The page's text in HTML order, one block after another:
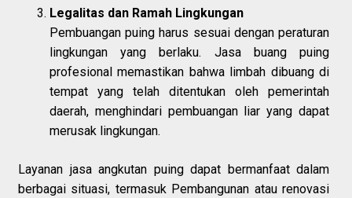
Legalitas dan Ramah Lingkungan
Pembuangan puing harus sesuai dengan peraturan
lingkungan yang berlaku. Jasa buang puing
profesional memastikan bahwa limbah dibuang di
tempat yang telah ditentukan oleh pemerintah
daerah, menghindari pembuangan liar yang dapat
merusak lingkungan.
Layanan jasa angkutan puing dapat bermanfaat dalam
berbagai situasi, termasuk Pembangunan atau renovasi